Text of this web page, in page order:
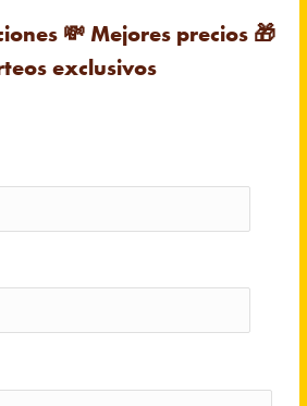
💸Mejores precios 🎁
exclusivos